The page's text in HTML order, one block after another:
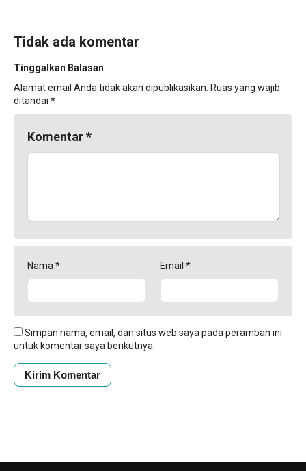
Tidak ada komentar
Tinggalkan Balasan
Alamat email Anda tidak akan dipublikasikan. Ruas yang wajib
ditandai *
Komentar*
Nama * Email *
Simpan nama, email, dan situs web saya pada peramban ini
untuk komentar saya berikutnya.